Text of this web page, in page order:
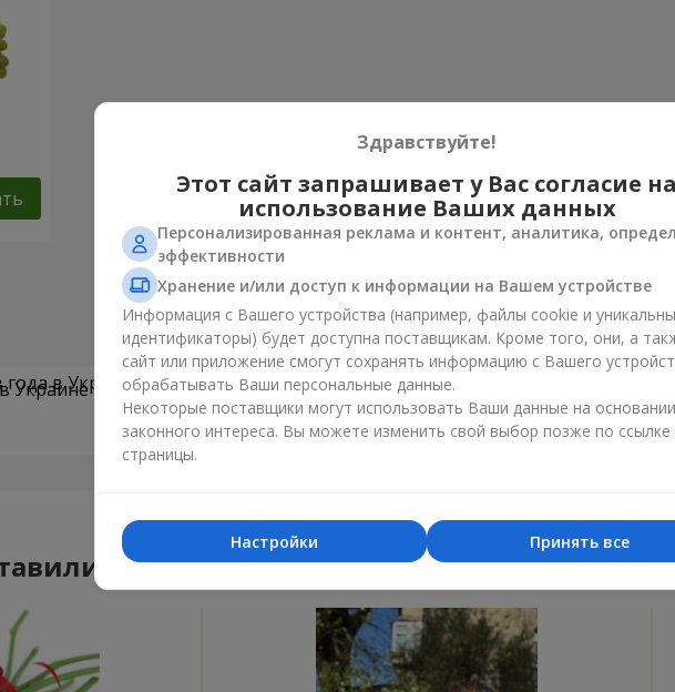
в Украине
Лучший цветочный магазин
«Ukrainian Business Award»
2026 год
«Выбор
2025
Фотогалерея
Здравствуйте!
Этот сайт запрашивает у Вас согласие на
использование Ваших данных
Персонализированная реклама и контент, аналитика,
эффективности
Хранение и/или доступ к информации на Вашем устройстве
Информация с Вашего устройства (например, файлы cookie и
идентификаторы) будет доступна поставщикам. Кроме того, они, а
сайт или приложение смогут сохранять информацию с Вашего
обрабатывать Ваши персональные данные.
Некоторые поставщики могут использовать Ваши данные на основании
законного интереса. Вы можете изменить свой выбор позже по ссылке
страницы.
Принять все
Настройки